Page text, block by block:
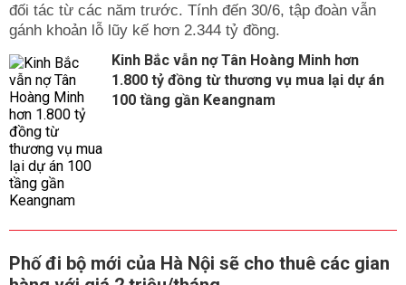
đối tác từ các năm trước. Tính đến 30/6, tập đoàn vẫn
gánh khoản lỗ lũy kế hơn 2.344 tỷ đồng.
Kinh Bắc vẫn nợ Tân Hoàng Minh hơn
1.800 tỷ đồng từ thương vụ mua lại dự án
100 tầng gần Keangnam
Phố đi bộ mới của Hà Nội sẽ cho thuê các gian